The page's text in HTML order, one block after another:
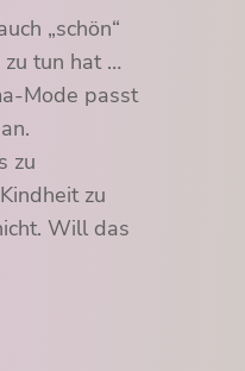
„schön“
tun hat …
Mode passt
zu
zu
Will das